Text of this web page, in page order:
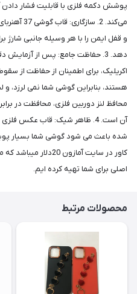
پوشش دکمه فلزی با قابلیت فشار دادن
می‌کند. 2.
و قفل ایمن را با هر وسیله جانبی شارژ
اکریلیک، برای اطمینان از حفاظت از
هستند، بنابراین گوشی شما نمی
محافظ لنز دوربین فلزی، محافظت در
آن است. 4. ظاهر شیک: قاب عکس
کاور در سایت آمازون
اصلی برای شما تهیه کرده ایم.
محصولات مرتبط